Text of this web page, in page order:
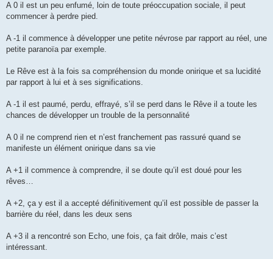
A 0 il est un peu enfumé, loin de toute préoccupation sociale, il peut
commencer à perdre pied.
A -1 il commence à développer une petite névrose par rapport au réel, une
petite paranoïa par exemple.
Le Rêve est à la fois sa compréhension du monde onirique et sa lucidité
par rapport à lui et à ses significations.
A -1 il est paumé, perdu, effrayé, s’il se perd dans le Rêve il a toute les
chances de développer un trouble de la personnalité
A 0 il ne comprend rien et n’est franchement pas rassuré quand se
manifeste un élément onirique dans sa vie
A +1 il commence à comprendre, il se doute qu’il est doué pour les
rêves…
A +2, ça y est il a accepté définitivement qu’il est possible de passer la
barrière du réel, dans les deux sens
A +3 il a rencontré son Echo, une fois, ça fait drôle, mais c’est
intéressant.